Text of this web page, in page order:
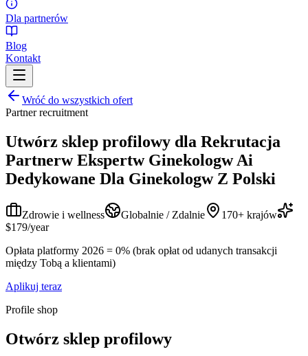
Dla partnerów
Blog
Kontakt
Wróć do wszystkich ofert
Partner recruitment
Utwórz sklep profilowy dla Rekrutacja
Partnerw Ekspertw Ginekologw Ai
Dedykowane Dla Ginekologw Z Polski
Zdrowie i wellness Globalnie / Zdalnie
170+ krajów
$179/year
Opłata platformy 2026 = 0% (brak opłat od udanych transakcji
między Tobą a klientami)
Aplikuj teraz
Profile shop
Otwórz sklep profilowy